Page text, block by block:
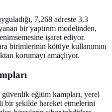
7,268 adreste 3.3
bir yaptırım modelinden,
işaret ediyor.
birimlerinin kötüye kullanımını
korumayı amaçlıyor.
eğitim kampları, yerel
bir şekilde hareket etmelerini